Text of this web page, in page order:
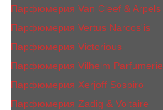
Парфюмерия Van Cleef & Arpels
Парфюмерия Vertus Narcos'is
Парфюмерия Victorious
Парфюмерия Vilhelm Parfumerie
Парфюмерия Xerjoff Sospiro
Парфюмерия Zadig & Voltaire